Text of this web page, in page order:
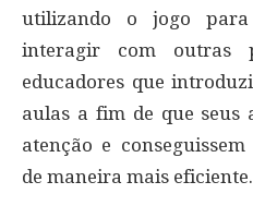
utilizando o jogo
interagir com outras
educadores que
aulas a fim de que seus
atenção e
de maneira mais eficiente.